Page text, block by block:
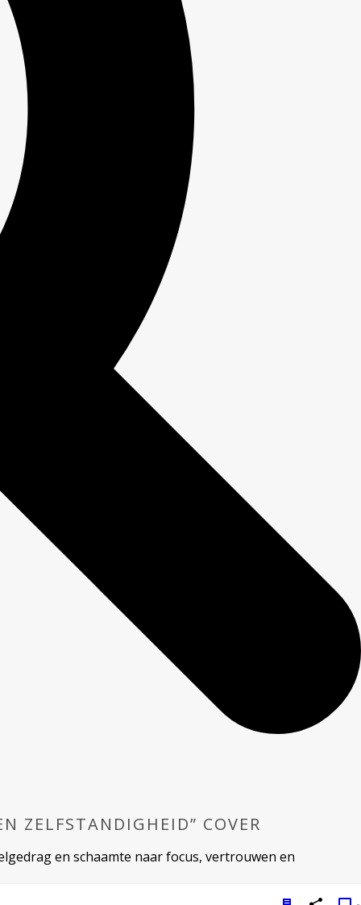
ZELFSTANDIGHEID” COVER
en schaamte naar focus, vertrouwen en